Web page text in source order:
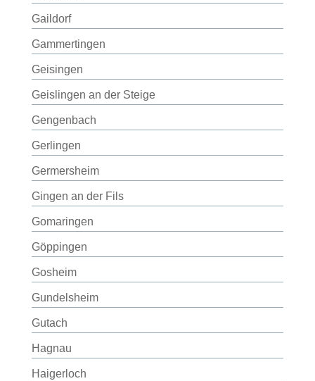
Gaildorf
Gammertingen
Geisingen
Geislingen an der Steige
Gengenbach
Gerlingen
Germersheim
Gingen an der Fils
Gomaringen
Göppingen
Gosheim
Gundelsheim
Gutach
Hagnau
Haigerloch